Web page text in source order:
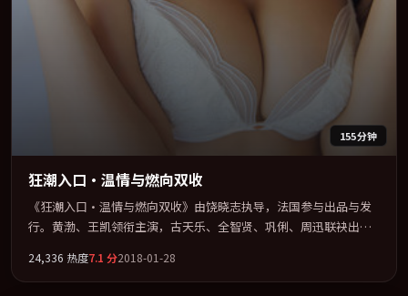
155分钟
狂潮入口·温情与燃向双收
《狂潮入口·温情与燃向双收》由饶晓志执导，法国参与出品与发
行。黄渤、王凯领衔主演，古天乐、全智贤、巩俐、周迅联袂出
为骨架，在叙事、表演与视听上力求统一。定于 2018-10-14 在内地
院线及主流平台同步亮相，2018 年度话题片中口碑稳健，适合喜欢
24,336 热度7.1 分2018-01-28